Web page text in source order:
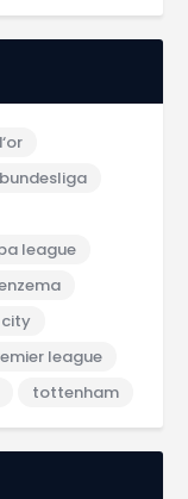
bundesliga
league
league
tottenham